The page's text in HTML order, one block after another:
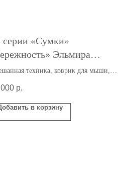
серии «Cумки»
Эльмира
техника, коврик для мыши,
р.
в корзину